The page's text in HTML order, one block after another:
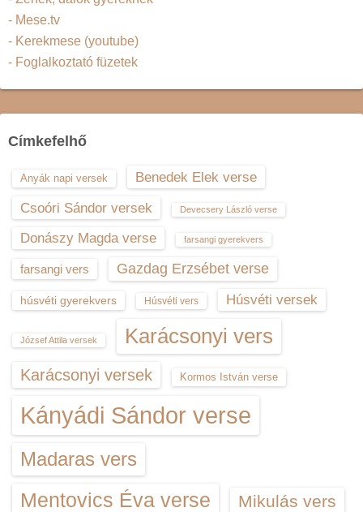
- Mese.tv
- Kerekmese (youtube)
- Foglalkoztató füzetek
Címkefelhő
Anyák napi versek
Benedek Elek verse
Csoóri Sándor versek
Devecsery László verse
Donászy Magda verse farsangi gyerekvers
farsangi vers Gazdag Erzsébet verse
húsvéti gyerekvers Húsvéti vers Húsvéti versek
József Attila versek Karácsonyi vers
Karácsonyi versek Kormos István verse
Kányádi Sándor verse
Madaras vers
Mentovics Éva verse Mikulás vers